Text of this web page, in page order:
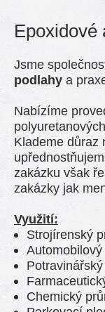
Epoxidové
Jsme
podlahy a
Nabízíme
Klademe důraz
zakázku však
zakázky jak
Využití:
Strojírenský
Chemický